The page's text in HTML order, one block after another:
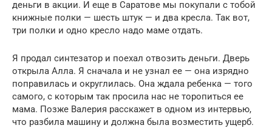
деньги в акции. И еще в Саратове мы покупали с тобой
книжные полки — шесть штук — и два кресла. Так вот,
три полки и одно кресло надо маме отдать.
Я продал синтезатор и поехал отвозить деньги. Дверь
открыла Алла. Я сначала и не узнал ее — она изрядно
поправилась и округлилась. Она ждала ребенка — того
самого, с которым так просила нас не торопиться ее
мама. Позже Валерия расскажет в одном из интервью,
что разбила машину и должна была возместить ущерб.